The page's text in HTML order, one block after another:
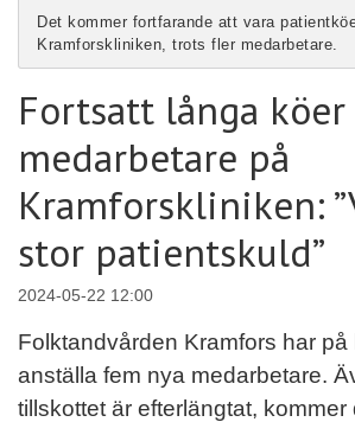
Det kommer fortfarande att vara
Kramforskliniken, trots fler medarbetare.
Fortsatt långa
medarbetare på
Kramforskliniken:
stor patientskuld”
2024-05-22 12:00
Folktandvården Kramfors har på
anställa fem nya medarbetare.
tillskottet är efterlängtat, kommer